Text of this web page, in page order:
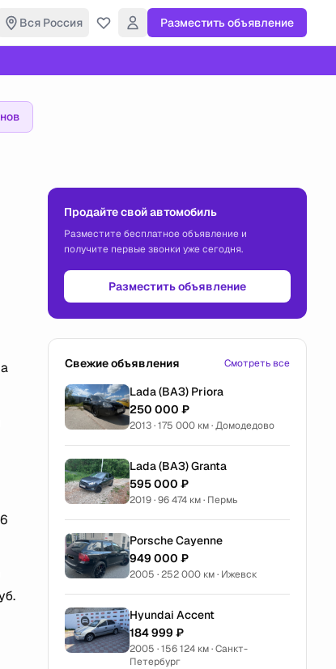
Вся Россия Разместить объявление
Продайте свой автомобиль
Разместите бесплатное объявление и
получите первые звонки уже сегодня.
Разместить объявление
Свежие объявления Смотреть все
Lada (ВАЗ) Priora
250 000 ₽
2013 · 175 000 км · Домодедово
Lada (ВАЗ) Granta
595 000 ₽
2019 · 96 474 км · Пермь
Porsche Cayenne
949 000 ₽
2005 · 252 000 км · Ижевск
Hyundai Accent
184 999 ₽
2005 · 156 124 км · Санкт-
Петербург